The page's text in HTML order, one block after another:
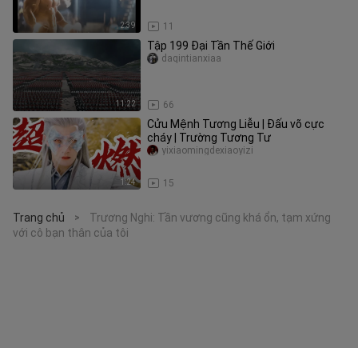
2:39 11
11:22
Tập 199 Đại Tần Thế Giới
66
daqintianxiaa
1:24
Cửu Mệnh Tương Liễu | Đấu võ cực
cháy | Trường Tương Tư
15
yixiaomingdexiaoyizi
Trang chủ >
Trương Nghi: Tần vương cũng khá ổn, tạm xứng
với cô bạn thân của tôi